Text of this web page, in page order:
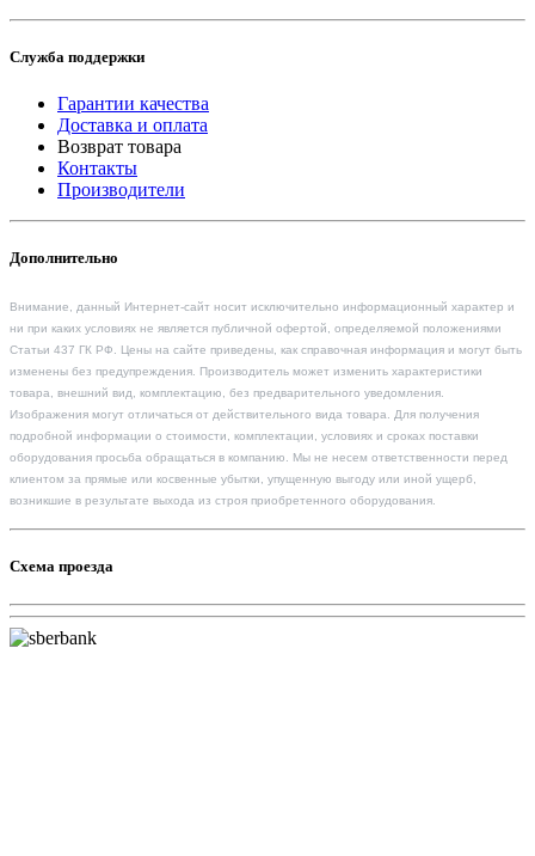
Служба поддержки
Гарантии качества
Доставка и оплата
Возврат товара
Контакты
Производители
Дополнительно
Внимание, данный Интернет-сайт носит исключительно информационный характер и
ни при каких условиях не является публичной офертой, определяемой положениями
Статьи 437 ГК РФ. Цены на сайте приведены, как справочная информация и могут быть
изменены без предупреждения. Производитель может изменить характеристики
товара, внешний вид, комплектацию, без предварительного уведомления.
Изображения могут отличаться от действительного вида товара. Для получения
подробной информации о стоимости, комплектации, условиях и сроках поставки
оборудования просьба обращаться в компанию. Мы не несем ответственности перед
клиентом за прямые или косвенные убытки, упущенную выгоду или иной ущерб,
возникшие в результате выхода из строя приобретенного оборудования.
Схема проезда